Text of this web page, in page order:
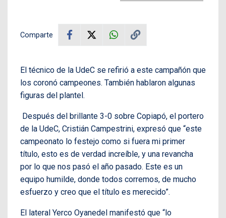
Comparte
El técnico de la UdeC se refirió a este campañón que
los coronó campeones. También hablaron algunas
figuras del plantel.
Después del brillante 3-0 sobre Copiapó, el portero
de la UdeC, Cristián Campestrini, expresó que “este
campeonato lo festejo como si fuera mi primer
título, esto es de verdad increíble, y una revancha
por lo que nos pasó el año pasado. Este es un
equipo humilde, donde todos corremos, de mucho
esfuerzo y creo que el título es merecido”.
El lateral Yerco Oyanedel manifestó que “lo